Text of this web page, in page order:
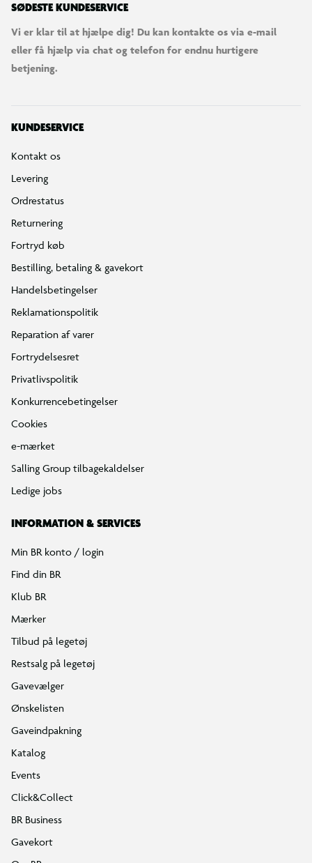
SØDESTE KUNDESERVICE
Vi er klar til at hjælpe dig! Du kan kontakte os via e-mail
eller få hjælp via chat og telefon for endnu hurtigere
betjening.
KUNDESERVICE
Kontakt os
Levering
Ordrestatus
Returnering
Fortryd køb
Bestilling, betaling & gavekort
Handelsbetingelser
Reklamationspolitik
Reparation af varer
Fortrydelsesret
Privatlivspolitik
Konkurrencebetingelser
Cookies
e-mærket
Salling Group tilbagekaldelser
Ledige jobs
INFORMATION & SERVICES
Min BR konto / login
Find din BR
Klub BR
Mærker
Tilbud på legetøj
Restsalg på legetøj
Gavevælger
Ønskelisten
Gaveindpakning
Katalog
Events
Click&Collect
BR Business
Gavekort